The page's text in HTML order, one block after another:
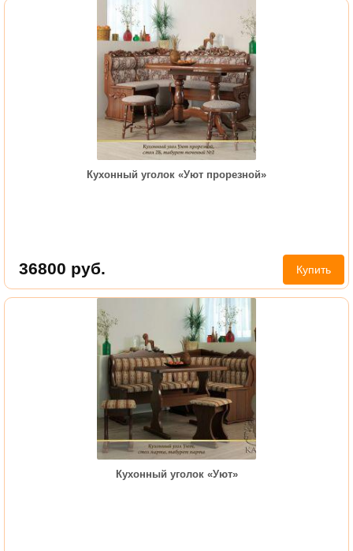
Кухонный уголок «Уют прорезной»
36800 руб. Купить
Кухонный уголок «Уют»